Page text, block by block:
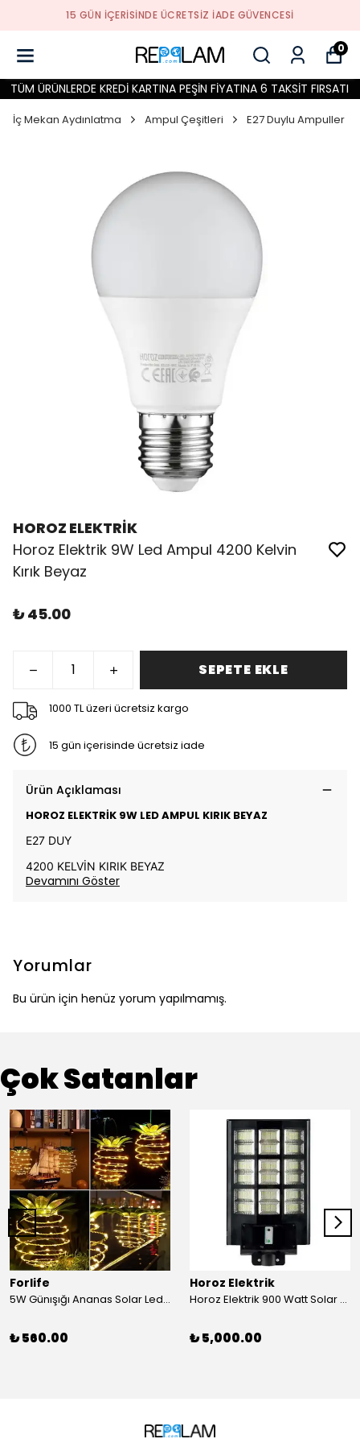
15 GÜN İÇERİSİNDE ÜCRETSİZ İADE GÜVENCESİ
0
TÜM ÜRÜNLERDE KREDİ KARTINA PEŞİN FİYATINA 6 TAKSİT FIRSATI
İç Mekan Aydınlatma Ampul Çeşitleri E27 Duylu Ampuller
HOROZ ELEKTRİK
Horoz Elektrik 9W Led Ampul 4200 Kelvin
Kırık Beyaz
₺ 45.00
SEPETE EKLE
1000 TL üzeri ücretsiz kargo
15 gün içerisinde ücretsiz iade
Ürün Açıklaması
HOROZ ELEKTRİK 9W LED AMPUL KIRIK BEYAZ
E27 DUY
4200 KELVİN KIRIK BEYAZ
Devamını Göster
Yorumlar
Bu ürün için henüz yorum yapılmamış.
Çok Satanlar
Forlife
5W Günışığı Ananas Solar Led Aydınlatma Bahçe Balkon Aydınlatma
₺ 560.00
Horoz Elektrik
Horoz Elektrik 900 Watt Solar Sokak Armatürü Beyaz Işık
₺ 5,000.00